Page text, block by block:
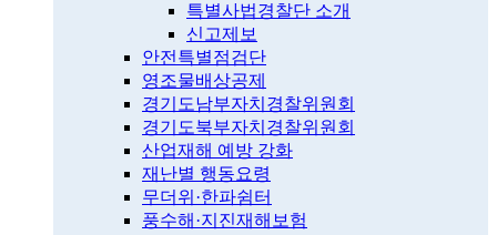
특별사법경찰단 소개
신고제보
안전특별점검단
영조물배상공제
경기도남부자치경찰위원회
경기도북부자치경찰위원회
산업재해 예방 강화
재난별 행동요령
무더위·한파쉼터
풍수해·지진재해보험